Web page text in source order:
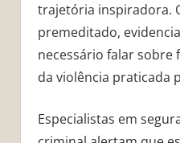
trajetória inspiradora.
premeditado,
necessário falar sobre
da violência praticada
Especialistas em